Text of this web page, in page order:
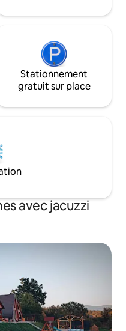
Stationnement
gratuit sur place
avec jacuzzi